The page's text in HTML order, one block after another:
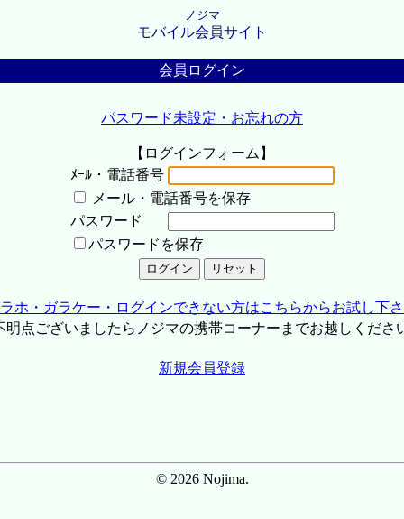
ノジマ
モバイル会員サイト
会員ログイン
パスワード未設定・お忘れの方
【ログインフォーム】
ﾒｰﾙ・電話番号
メール・電話番号を保存
パスワード
パスワードを保存
ホ・ガラケー・ログインできない方はこちらからお試し下
点ございましたらノジマの携帯コーナーまでお越しくださ
新規会員登録
© 2026 Nojima.